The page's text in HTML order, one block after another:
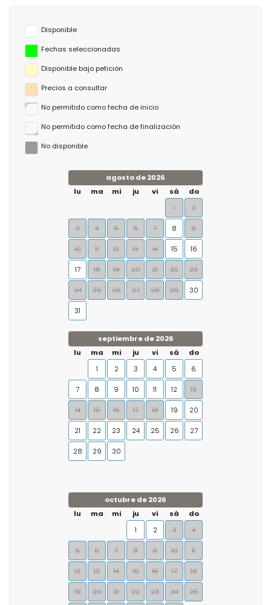
Disponible
Fechas seleccionadas
Disponible bajo petición
Precios a consultar
No permitido como fecha de inicio
No permitido como fecha de finalización
No disponible
agosto de 2026
lu
ma mi ju vi sá
do
1
2
3 4 5 6 7 8 9
10 11 12 13 14 15 16
17 18 19 20 21 22 23
24 25 26 27 28 29 30
31
septiembre de 2026
lu
ma mi ju vi sá
do
1
2 3 4 5 6
7 8 9 10 11 12 13
14 15 16 17 18 19 20
21 22 23 24 25 26 27
28 29 30
octubre de 2026
lu
ma mi ju vi sá
do
1
2 3 4
5 6 7 8 9 10 11
12 13 14 15 16 17 18
19 20 21 22 23 24 25